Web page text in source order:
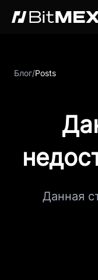
Блог/Posts
Данная